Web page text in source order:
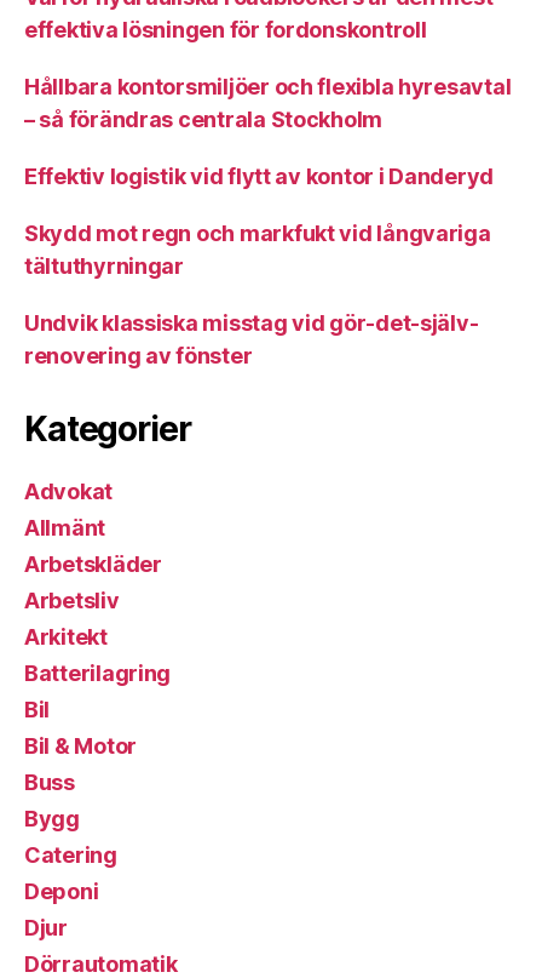
effektiva lösningen för fordonskontroll
Hållbara kontorsmiljöer och flexibla hyresavtal
– så förändras centrala Stockholm
Effektiv logistik vid flytt av kontor i Danderyd
Skydd mot regn och markfukt vid långvariga
tältuthyrningar
Undvik klassiska misstag vid gör-det-själv-
renovering av fönster
Kategorier
Advokat
Allmänt
Arbetskläder
Arbetsliv
Arkitekt
Batterilagring
Bil
Bil & Motor
Buss
Bygg
Catering
Deponi
Djur
Dörrautomatik